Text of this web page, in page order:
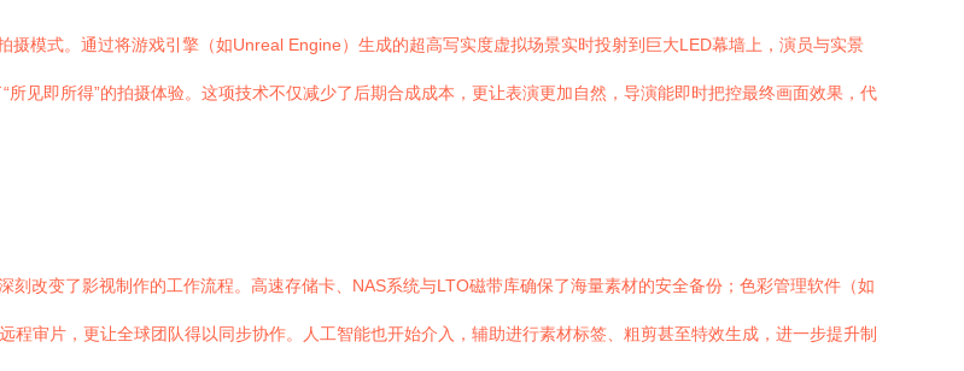
模式。通过将游戏引擎（如Unreal Engine）生成的超高写实度虚拟场景实时投射到巨大LED幕墙上，演员与实景
见即所得”的拍摄体验。这项技术不仅减少了后期合成成本，更让表演更加自然，导演能即时把控最终画面效果，代
改变了影视制作的工作流程。高速存储卡、NAS系统与LTO磁带库确保了海量素材的安全备份；色彩管理软件（如
审片，更让全球团队得以同步协作。人工智能也开始介入，辅助进行素材标签、粗剪甚至特效生成，进一步提升制